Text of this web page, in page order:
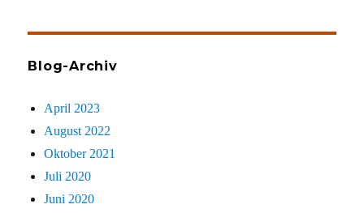
Blog-Archiv
April 2023
August 2022
Oktober 2021
Juli 2020
Juni 2020